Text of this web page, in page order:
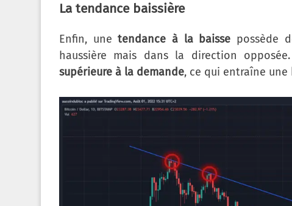
La tendance baissière
Enfin, unetendance à la baisse possède
haussière mais dans la direction
supérieure à la demande, ce qui entraîne une